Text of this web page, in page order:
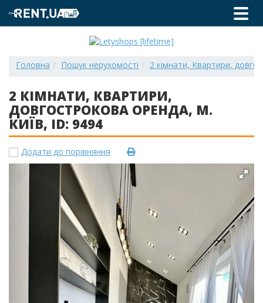
Головна Пошук нерухомості 2 кімнати, Квартири,
2 КІМНАТИ, КВАРТИРИ,
ДОВГОСТРОКОВА ОРЕНДА, М.
КИЇВ, ID: 9494
Додати до порівняння